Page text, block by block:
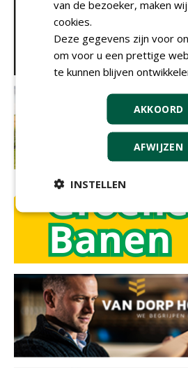
van de bezoeker, maken
cookies.
Deze gegevens zijn voor
om voor u een prettige
te kunnen blijven
AKKOORD
AFWIJZEN
INSTELLEN